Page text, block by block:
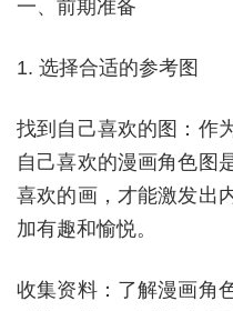
一、前期准备
1. 选择合适的参考图
找到自己喜欢的图：作
自己喜欢的漫画角色图
喜欢的画，才能激发出
加有趣和愉悦。
收集资料：了解漫画角